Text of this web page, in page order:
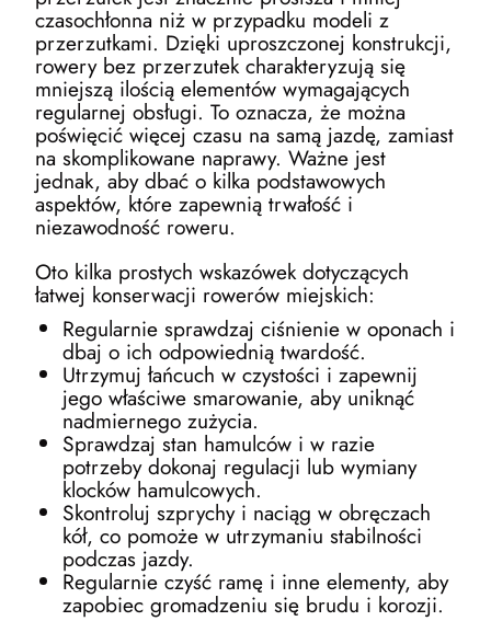
czasochłonna niż w przypadku modeli z
przerzutkami. Dzięki uproszczonej konstrukcji,
rowery bez przerzutek charakteryzują się
mniejszą ilością elementów wymagających
regularnej obsługi. To oznacza, że można
poświęcić więcej czasu na samą jazdę, zamiast
na skomplikowane naprawy. Ważne jest
jednak, aby dbać o kilka podstawowych
aspektów, które zapewnią trwałość i
niezawodność roweru.
Oto kilka prostych wskazówek dotyczących
łatwej konserwacji rowerów miejskich:
Regularnie sprawdzaj ciśnienie w oponach i
dbaj o ich odpowiednią twardość.
Utrzymuj łańcuch w czystości i zapewnij
jego właściwe smarowanie, aby uniknąć
nadmiernego zużycia.
Sprawdzaj stan hamulców i w razie
potrzeby dokonaj regulacji lub wymiany
klocków hamulcowych.
Skontroluj szprychy i naciąg w obręczach
kół, co pomoże w utrzymaniu stabilności
podczas jazdy.
Regularnie czyść ramę i inne elementy, aby
zapobiec gromadzeniu się brudu i korozji.